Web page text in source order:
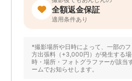
全額返金保証
適用条件あり
*撮影場所や日時によって、一部の
方出張料（+3,000円）が発生する
時・場所・フォトグラファーが該当
ームでお知らせします。